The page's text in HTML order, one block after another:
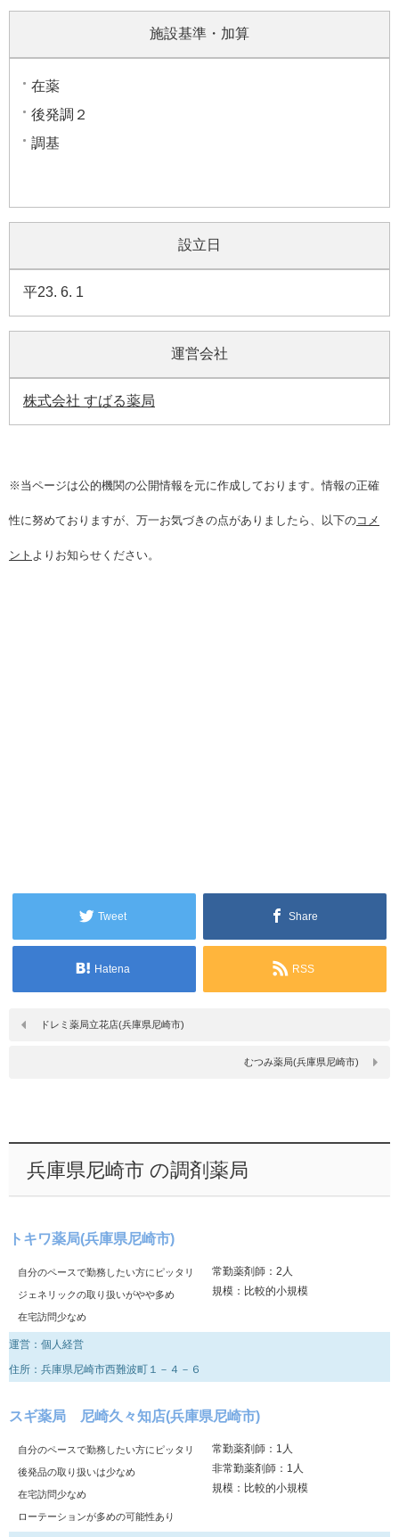
施設基準・加算
在薬
後発調２
調基
設立日
平23. 6. 1
運営会社
株式会社 すばる薬局
※当ページは公的機関の公開情報を元に作成しております。情報の正確
性に努めておりますが、万一お気づきの点がありましたら、以下のコメ
ント よりお知らせください。
Tweet Share
Hatena RSS
ドレミ薬局立花店(兵庫県尼崎市)
むつみ薬局(兵庫県尼崎市)
兵庫県尼崎市 の調剤薬局
トキワ薬局(兵庫県尼崎市)
自分のペースで勤務したい方にピッタリ
ジェネリックの取り扱いがやや多め
在宅訪問少なめ
常勤薬剤師：2人
規模：比較的小規模
運営：個人経営
住所：兵庫県尼崎市西難波町１－４－６
スギ薬局 尼崎久々知店(兵庫県尼崎市)
自分のペースで勤務したい方にピッタリ
後発品の取り扱いは少なめ
在宅訪問少なめ
ローテーションが多めの可能性あり
常勤薬剤師：1人
非常勤薬剤師：1人
規模：比較的小規模